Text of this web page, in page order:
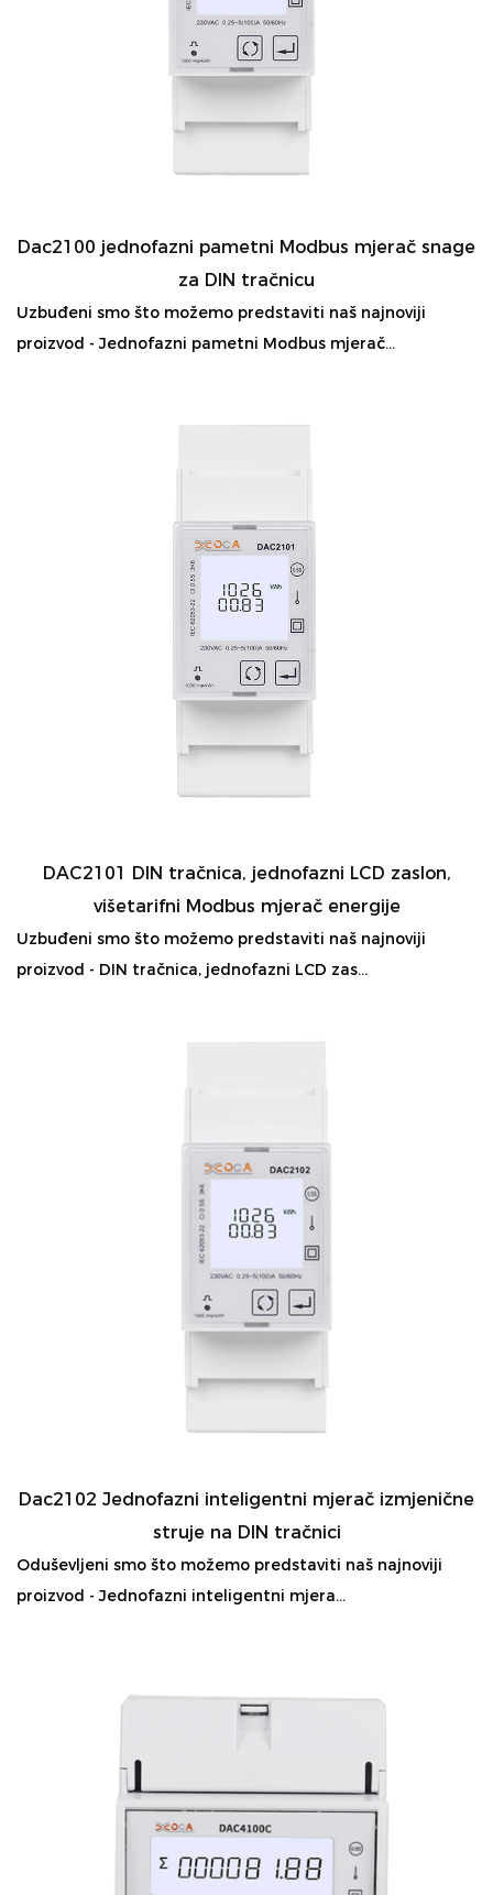
Dac2100 jednofazni pametni Modbus mjerač snage
za DIN tračnicu
Uzbuđeni smo što možemo predstaviti naš najnoviji
proizvod - Jednofazni pametni Modbus mjerač...
DAC2101 DIN tračnica, jednofazni LCD zaslon,
višetarifni Modbus mjerač energije
Uzbuđeni smo što možemo predstaviti naš najnoviji
proizvod - DIN tračnica, jednofazni LCD zas...
Dac2102 Jednofazni inteligentni mjerač izmjenične
struje na DIN tračnici
Oduševljeni smo što možemo predstaviti naš najnoviji
proizvod - Jednofazni inteligentni mjera...